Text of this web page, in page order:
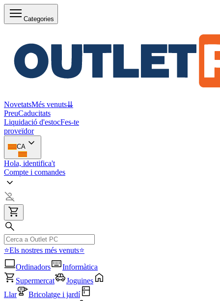
Categories
NovetatsMés venuts⇊
PreuCaducitats
Liquidació d'estocFes-te
proveïdor
CA
Hola, identifica't
Compte i comandes
⭐Els nostres més venuts⭐
Ordinadors
Informàtica
Supermercat
Joguines
Llar
Bricolatge i jardí